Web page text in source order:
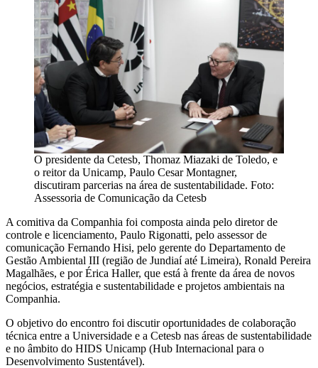
O presidente da Cetesb, Thomaz Miazaki de Toledo, e
o reitor da Unicamp, Paulo Cesar Montagner,
discutiram parcerias na área de sustentabilidade. Foto:
Assessoria de Comunicação da Cetesb
A comitiva da Companhia foi composta ainda pelo diretor de
controle e licenciamento, Paulo Rigonatti, pelo assessor de
comunicação Fernando Hisi, pelo gerente do Departamento de
Gestão Ambiental III (região de Jundiaí até Limeira), Ronald Pereira
Magalhães, e por Érica Haller, que está à frente da área de novos
negócios, estratégia e sustentabilidade e projetos ambientais na
Companhia.
O objetivo do encontro foi discutir oportunidades de colaboração
técnica entre a Universidade e a Cetesb nas áreas de sustentabilidade
e no âmbito do HIDS Unicamp (Hub Internacional para o
Desenvolvimento Sustentável).